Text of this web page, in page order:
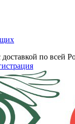
по всей